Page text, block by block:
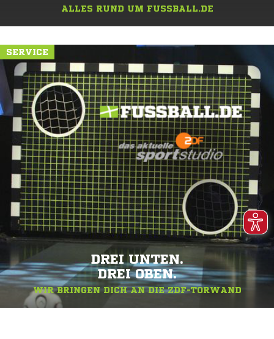
ALLES RUND UM FUSSBALL.DE
SERVICE
DREI UNTEN.
DREI OBEN.
WIR BRINGEN DICH AN DIE ZDF-TORWAND